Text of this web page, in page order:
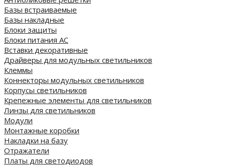
Базы встраиваемые
Базы накладные
Блоки защиты
Блоки питания AC
Вставки декоративные
Драйверы для модульных светильников
Клеммы
Коннекторы модульных светильников
Корпусы светильников
Крепежные элементы для светильников
Линзы для светильников
Модули
Монтажные коробки
Накладки на базу
Отражатели
Платы для светодиодов